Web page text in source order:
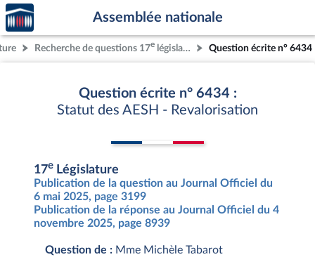
Aller au contenu
Aller en bas de la page
Accèder
à la
page
d'accueil
Assemblée nationale
Recherche de questions 17e législature Question écrite n° 6434
Question écrite n° 6434 :
Statut des AESH - Revalorisation
17e Législature
Publication de la question au Journal Officiel du
6 mai 2025, page 3199
Publication de la réponse au Journal Officiel du 4
novembre 2025, page 8939
Question de : Mme Michèle Tabarot